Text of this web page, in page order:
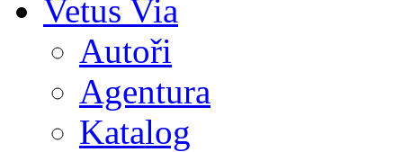
Vetus Via
Autoři
Agentura
Katalog